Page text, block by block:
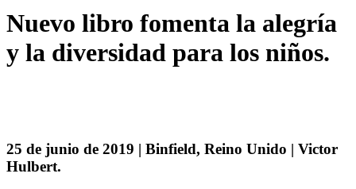
Nuevo libro fomenta la alegría
y la diversidad para los niños.
25 de junio de 2019 | Binfield, Reino Unido | Victor
Hulbert.